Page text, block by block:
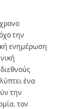
την
ενημέρωση
ένα
την
τον